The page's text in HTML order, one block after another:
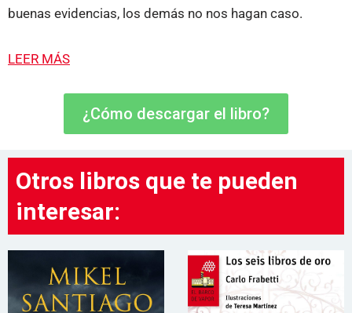
buenas evidencias, los demás no nos hagan caso.
LEER MÁS
¿Cómo descargar el libro?
Otros libros que te pueden
interesar: